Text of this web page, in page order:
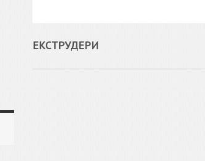
ЕКСТРУДЕРИ